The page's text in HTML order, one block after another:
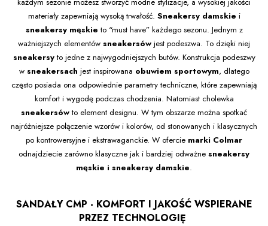
materiały zapewniają wysoką trwałość. Sneakersy damskie i
sneakersy męskie to “must have” każdego sezonu. Jednym z
ważniejszych elementów sneakersów jest podeszwa. To dzięki niej
sneakersyto jedne z najwygodniejszych butów. Konstrukcja podeszwy
w sneakersach jest inspirowana obuwiem sportowym, dlatego
często posiada ona odpowiednie parametry techniczne, które zapewniają
komfort i wygodę podczas chodzenia. Natomiast cholewka
sneakersówto element designu. W tym obszarze można spotkać
najróżniejsze połączenie wzorów i kolorów, od stonowanych i klasycznych
po kontrowersyjne i ekstrawaganckie. W ofercie marki Colmar
odnajdziecie zarówno klasyczne jak i bardziej odważne sneakersy
męskie i sneakersy damskie.
SANDAŁY CMP - KOMFORT I JAKOŚĆ WSPIERANE
PRZEZ TECHNOLOGIĘ